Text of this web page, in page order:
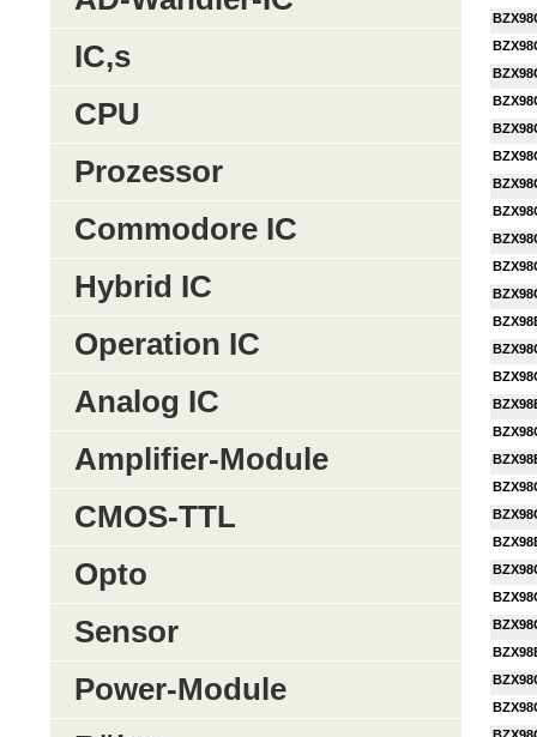
IC,s
CPU
Prozessor
Commodore IC
Hybrid IC
Operation IC
Analog IC
Amplifier-Module
CMOS-TTL
Opto
Sensor
Power-Module